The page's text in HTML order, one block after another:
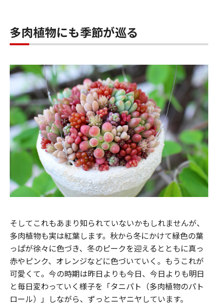
多肉植物にも季節が巡る
そしてこれもあまり知られていないかもしれませんが、
多肉植物も実は紅葉します。秋から冬にかけて緑色の葉
っぱが徐々に色づき、冬のピークを迎えるとともに真っ
赤やピンク、オレンジなどに色づいていく。もうこれが
可愛くて。今の時期は昨日よりも今日、今日よりも明日
と毎日変わっていく様子を「タニパト（多肉植物のパト
ロール）」しながら、ずっとニヤニヤしています。